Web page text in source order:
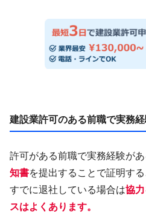
建設業許可のある前職で実務
許可がある前職で実務経験が
知書を提出することで証明す
すでに退社している場合は協
スはよくあります。